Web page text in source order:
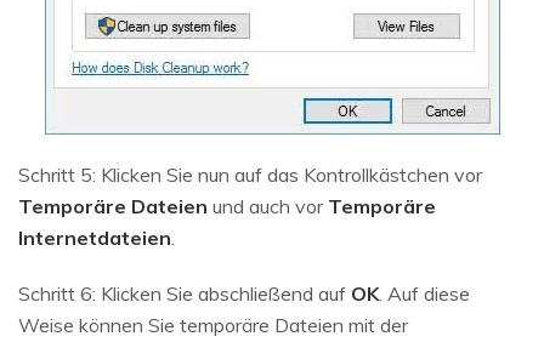
Schritt 5: Klicken Sie nun auf das Kontrollkästchen vor
Temporäre Dateien und auch vor Temporäre
Internetdateien
Schritt 6: Klicken Sie abschließend auf OK. Auf diese
Weise können Sie temporäre Dateien mit der